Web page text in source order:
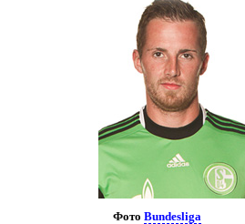
ФотоBundesliga